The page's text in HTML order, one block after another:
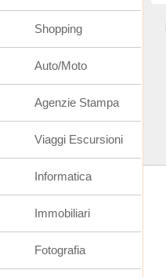
Shopping
Auto/Moto
Agenzie Stampa
Viaggi Escursioni
Informatica
Immobiliari
Fotografia